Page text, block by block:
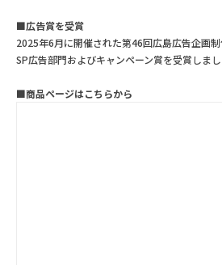
■広告賞を受賞
2025年6月に開催された第46回広島広告企画制
SP広告部門およびキャンペーン賞を受賞しまし
■商品ページはこちらから